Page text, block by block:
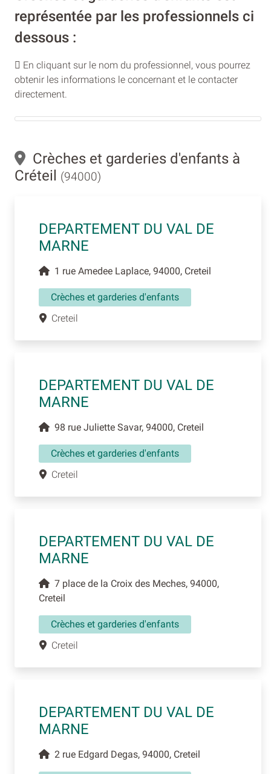
représentée par les professionnels ci
dessous :
En cliquant sur le nom du professionnel, vous pourrez
obtenir les informations le concernant et le contacter
directement.
Crèches et garderies d'enfants à
Créteil
(94000)
DEPARTEMENT DU VAL DE
MARNE
1 rue Amedee Laplace, 94000, Creteil
Crèches et garderies d'enfants
Creteil
DEPARTEMENT DU VAL DE
MARNE
98 rue Juliette Savar, 94000, Creteil
Crèches et garderies d'enfants
Creteil
DEPARTEMENT DU VAL DE
MARNE
7 place de la Croix des Meches, 94000,
Creteil
Crèches et garderies d'enfants
Creteil
DEPARTEMENT DU VAL DE
MARNE
2 rue Edgard Degas, 94000, Creteil